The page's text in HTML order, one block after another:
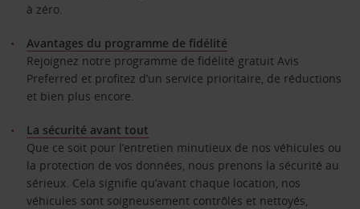
à zéro.
Avantages du programme de fidélité
Rejoignez notre programme de fidélité gratuit Avis
Preferred et profitez d’un service prioritaire, de réductions
et bien plus encore.
La sécurité avant tout
Que ce soit pour l’entretien minutieux de nos véhicules ou
la protection de vos données, nous prenons la sécurité au
sérieux. Cela signifie qu’avant chaque location, nos
véhicules sont soigneusement contrôlés et nettoyés,